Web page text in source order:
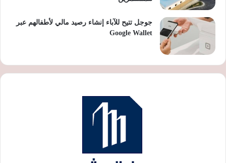
جوجل تتيح للآباء إنشاء رصيد مالي لأطفالهم عبر
Google Wallet